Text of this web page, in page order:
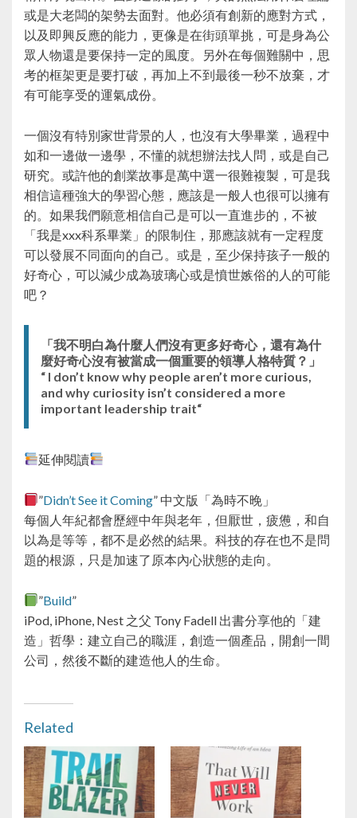
或是大老闆的架勢去面對。他必須有創新的應對方式，
以及即興反應的能力，更像是在街頭單挑，可是身為公
眾人物還是要保持一定的風度。另外在每個難關中，思
考的框架更是要打破，再加上不到最後一秒不放棄，才
有可能享受的運氣成份。
一個沒有特別家世背景的人，也沒有大學畢業，過程中
如和一邊做一邊學，不懂的就想辦法找人問，或是自己
研究。或許他的創業故事是萬中選一很難複製，可是我
相信這種強大的學習心態，應該是一般人也很可以擁有
的。如果我們願意相信自己是可以一直進步的，不被
「我是xxx科系畢業」的限制住，那應該就有一定程度
可以發展不同面向的自己。或是，至少保持孩子一般的
好奇心，可以減少成為玻璃心或是憤世嫉俗的人的可能
吧？
「我不明白為什麼人們沒有更多好奇心，還有為什
麼好奇心沒有被當成一個重要的領導人格特質？」
“ I don’t know why people aren’t more curious,
and why curiosity isn’t considered a more
important leadership trait“
延伸閱讀
”Didn’t See it Coming” 中文版「為時不晚」
每個人年紀都會歷經中年與老年，但厭世，疲憊，和自
以為是等等，都不是必然的結果。科技的存在也不是問
題的根源，只是加速了原本內心狀態的走向。
”Build”
iPod, iPhone, Nest 之父 Tony Fadell 出書分享他的「建
造」哲學：建立自己的職涯，創造一個產品，開創一間
公司，然後不斷的建造他人的生命。
Related